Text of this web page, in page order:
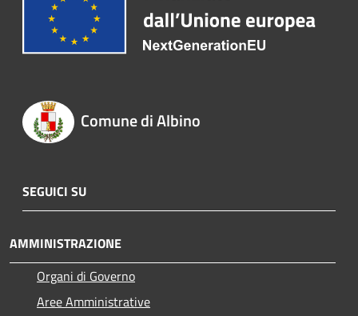
Comune di Albino
SEGUICI SU
AMMINISTRAZIONE
Organi di Governo
Aree Amministrative